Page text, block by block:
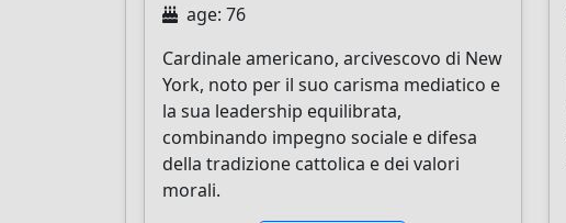
age: 76
Cardinale americano, arcivescovo di New
York, noto per il suo carisma mediatico e
la sua leadership equilibrata,
combinando impegno sociale e difesa
della tradizione cattolica e dei valori
morali.